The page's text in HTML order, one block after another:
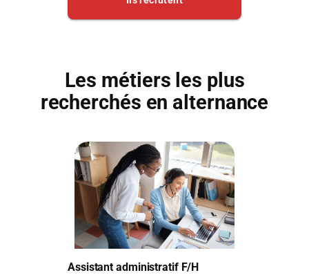
Les métiers les plus
recherchés en alternance
Assistant administratif F/H